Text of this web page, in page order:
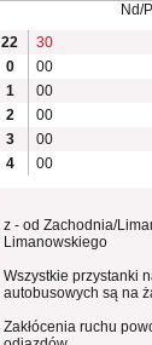
Nd/
22
30
0
00
1
00
2
00
3
00
4
00
z - od Zachodnia/
Limanowskiego
Wszystkie przystanki
autobusowych są na
Zakłócenia ruchu